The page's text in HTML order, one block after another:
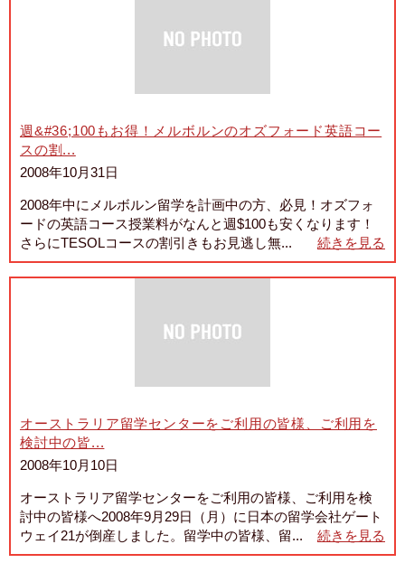
週&#36;100もお得！メルボルンのオズフォード英語コー
スの割...
2008年10月31日
2008年中にメルボルン留学を計画中の方、必見！オズフォ
ードの英語コース授業料がなんと週$100も安くなります！
さらにTESOLコースの割引きもお見逃し無...
続きを見る
オーストラリア留学センターをご利用の皆様、ご利用を
検討中の皆...
2008年10月10日
オーストラリア留学センターをご利用の皆様、ご利用を検
討中の皆様へ2008年9月29日（月）に日本の留学会社ゲート
ウェイ21が倒産しました。留学中の皆様、留...
続きを見る